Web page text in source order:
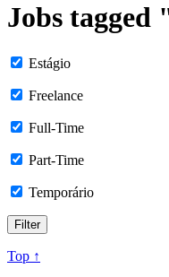
Jobs
Estágio
Freelance
Full-Time
Part-Time
Temporário
Top ↑